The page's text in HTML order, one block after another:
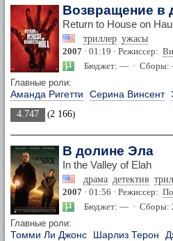
Возвращение в
Return to House on
триллер ужасы
2007 · 01:19 · Режиссер:
Бюджет: — ·
Главные роли:
Аманда Ригетти Серина Винсент
4.747 (2 166)
В долине Эла
In the Valley of Elah
драма детектив
2007 · 01:56 · Режиссер:
Бюджет: — · Сборы:
Главные роли:
Томми Ли Джонс Шарлиз Терон